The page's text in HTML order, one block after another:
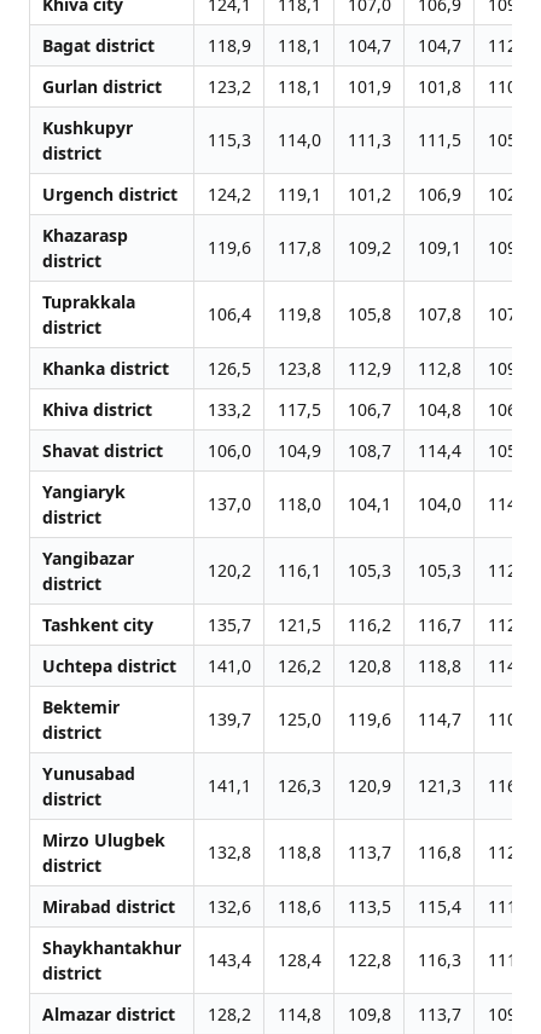
Bagat district
118,9 118,1 104,7 104,7
112,1
Gurlan district
123,2 118,1 101,9 101,8
110,8
Kushkupyr
district
115,3 114,0 111,3 111,5 105,2
Urgench district 124,2 119,1 101,2 106,9
102,4
Khazarasp
district
119,6 117,8 109,2 109,1 109,7
Tuprakkala
district
106,4 119,8 105,8 107,8 107,9
Khanka district 126,5 123,8 112,9 112,8
109,5
Khiva district
133,2 117,5 106,7 104,8
106,1
Shavat district
106,0 104,9 108,7 114,4
105,9
Yangiaryk
district
137,0 118,0 104,1 104,0 114,1
Yangibazar
district
120,2 116,1 105,3 105,3 112,8
Tashkent city 135,7 121,5 116,2 116,7
112,3
Uchtepa district
141,0 126,2 120,8 118,8
114,4
Bektemir
district
139,7 125,0 119,6 114,7 110,4
Yunusabad
district
141,1 126,3 120,9 121,3 116,8
Mirzo Ulugbek
district
132,8 118,8 113,7 116,8 112,5
Mirabad district 132,6 118,6 113,5 115,4
111,1
Shaykhantakhur
district
143,4 128,4 122,8 116,3 111,9
Almazar district 128,2 114,8 109,8 113,7
109,4